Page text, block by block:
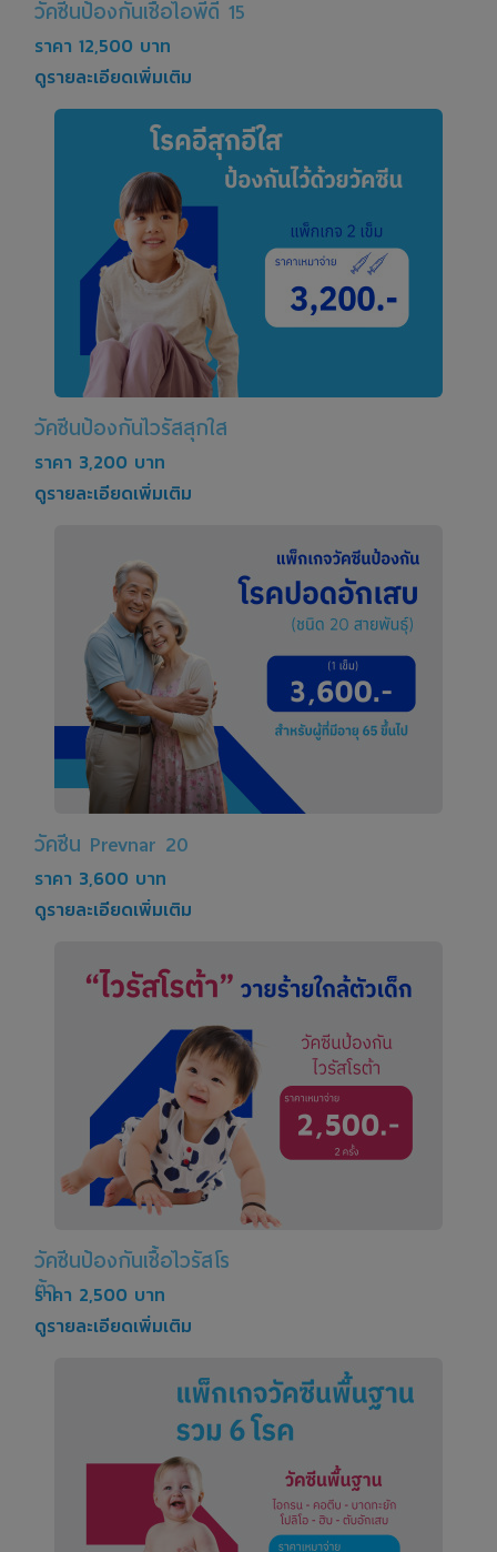
วัคซีนป้องกันเชื้อไอพีดี 15
ราคา 12,500 บาท
ดูรายละเอียดเพิ่มเติม
วัคซีนป้องกันไวรัสสุกใส
ราคา 3,200 บาท
ดูรายละเอียดเพิ่มเติม
วัคซีน Prevnar 20
ราคา 3,600 บาท
ดูรายละเอียดเพิ่มเติม
วัคซีนป้องกันเชื้อไวรัสโร
ต้า
ราคา 2,500 บาท
ดูรายละเอียดเพิ่มเติม